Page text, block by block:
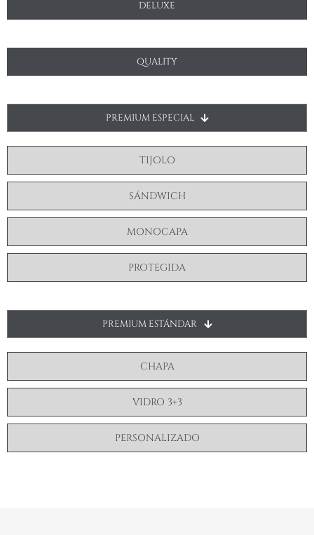
DELUXE
QUALITY
PREMIUM ESPECIAL
TIJOLO
SÁNDWICH
MONOCAPA
PROTEGIDA
PREMIUM ESTÁNDAR
CHAPA
VIDRO 3+3
PERSONALIZADO